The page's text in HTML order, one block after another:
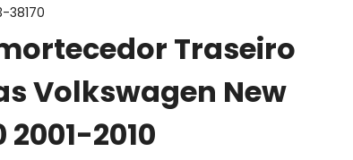
38170
Traseiro
Volkswagen New
2001-2010